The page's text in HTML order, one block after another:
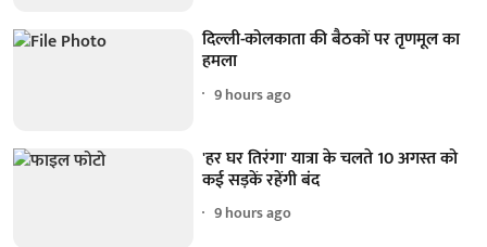
दिल्ली-कोलकाता की बैठकों पर तृणमूल का
हमला
9 hours ago
'हर घर तिरंगा' यात्रा के चलते 10 अगस्त को
कई सड़कें रहेंगी बंद
9 hours ago